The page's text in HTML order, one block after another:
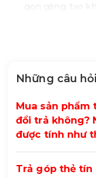
gọn gàng, tạo
Hỗ trợ tối đa
hệ thống tản
Khả năng tương
kiện phù hợp
Những câu
Mua sản phẩm
đổi trả không?
được tính như
Trả góp thẻ